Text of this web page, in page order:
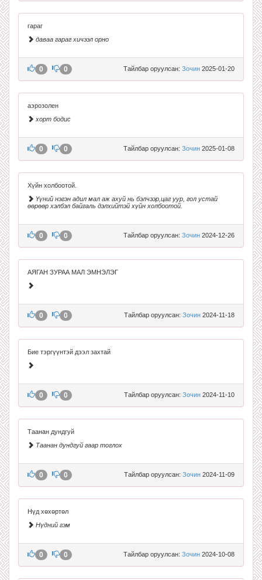
гараг
даваа гараг хичээл орно
Тайлбар оруулсан: Зочин 2025-01-20
0 0
аэрозолен
хорт бодис
Тайлбар оруулсан: Зочин 2025-01-08
0 0
Хүйн холбоотой.
Үүний нэгэн адил мал аж ахуй нь бэлчээр,цаг уур, гол устай
өөрөөр хэлбэл байгаль дэлхийтэй хүйн холбоотой.
Тайлбар оруулсан: Зочин 2024-12-26
0 0
АЯГАН ЗУРАА МАЛ ЭМНЭЛЭГ
Тайлбар оруулсан: Зочин 2024-11-18
0 0
Бие тэргүүнтэй дээл захтай
Тайлбар оруулсан: Зочин 2024-11-10
0 0
Таанан дундгуй
Таанан дундгуй гаар тоглох
Тайлбар оруулсан: Зочин 2024-11-09
0 0
Нүд хөхөртөл
Нүдний гэм
Тайлбар оруулсан: Зочин 2024-10-08
0 0